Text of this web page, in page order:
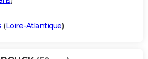
(Loire-Atlantique)